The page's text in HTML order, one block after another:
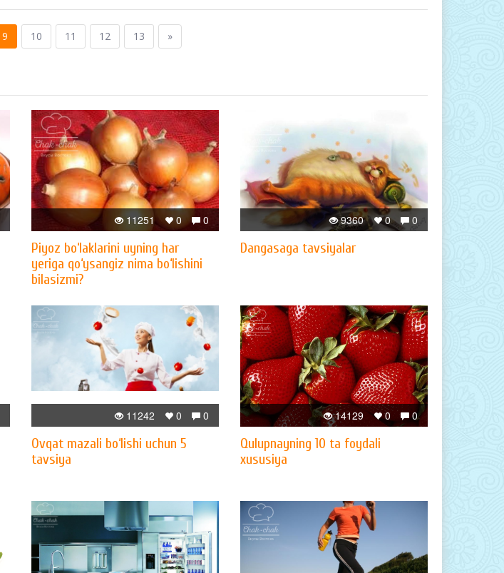
9 10 11 12 13 »
0
0
11251
Piyoz bo‘laklarini uyning har
yeriga qo‘ysangiz nima bo‘lishini
bilasizmi?
0
0
9360
Dangasaga tavsiyalar
0
0
11242
Ovqat mazali bo‘lishi uchun 5
tavsiya
0
0
14129
Qulupnayning 10 ta foydali
xususiya